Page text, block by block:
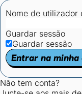
Nome de utilizador
Guardar sessão
Guardar sessão
Entrar na minha
Não tem conta?